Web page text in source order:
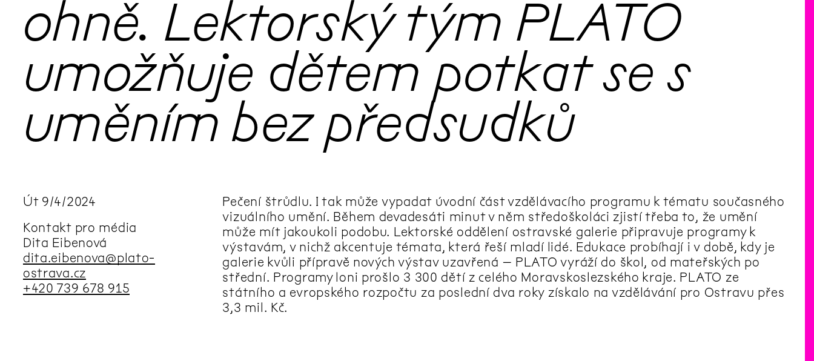
ohně. Lektorský tým PLATO
umožňuje dětem potkat se s
uměním bez předsudků
Út 9/4/2024
Kontakt pro média
Dita Eibenová
dita.eibenova@plato-
ostrava.cz
+420 739 678 915
Pečení štrůdlu. I tak může vypadat úvodní část vzdělávacího programu k tématu současného
vizuálního umění. Během devadesáti minut v něm středoškoláci zjistí třeba to, že umění
může mít jakoukoli podobu. Lektorské oddělení ostravské galerie připravuje programy k
výstavám, v nichž akcentuje témata, která řeší mladí lidé. Edukace probíhají i v době, kdy je
galerie kvůli přípravě nových výstav uzavřená – PLATO vyráží do škol, od mateřských po
střední. Programy loni prošlo 3 300 dětí z celého Moravskoslezského kraje. PLATO ze
státního a evropského rozpočtu za poslední dva roky získalo na vzdělávání pro Ostravu přes
3,3 mil. Kč.